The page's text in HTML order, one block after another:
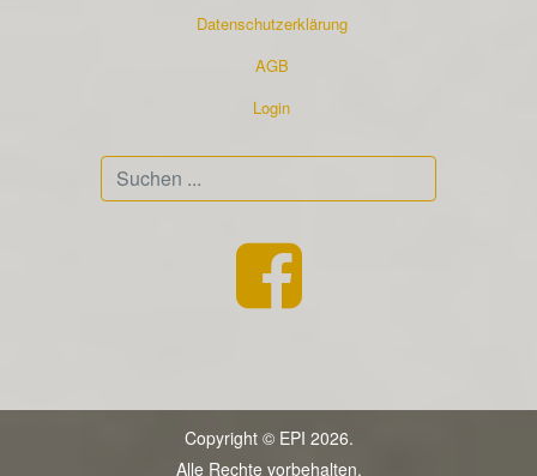
Datenschutzerklärung
AGB
Login
Copyright © EPI 2026.
Alle Rechte vorbehalten.